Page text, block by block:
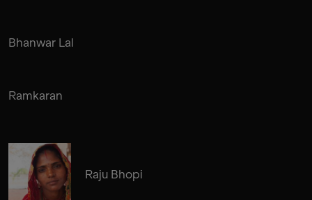
Bhanwar Lal
Ramkaran
Raju Bhopi